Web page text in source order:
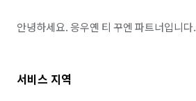
안녕하세요. 응우옌 티 꾸엔 파트너입니다.
서비스 지역